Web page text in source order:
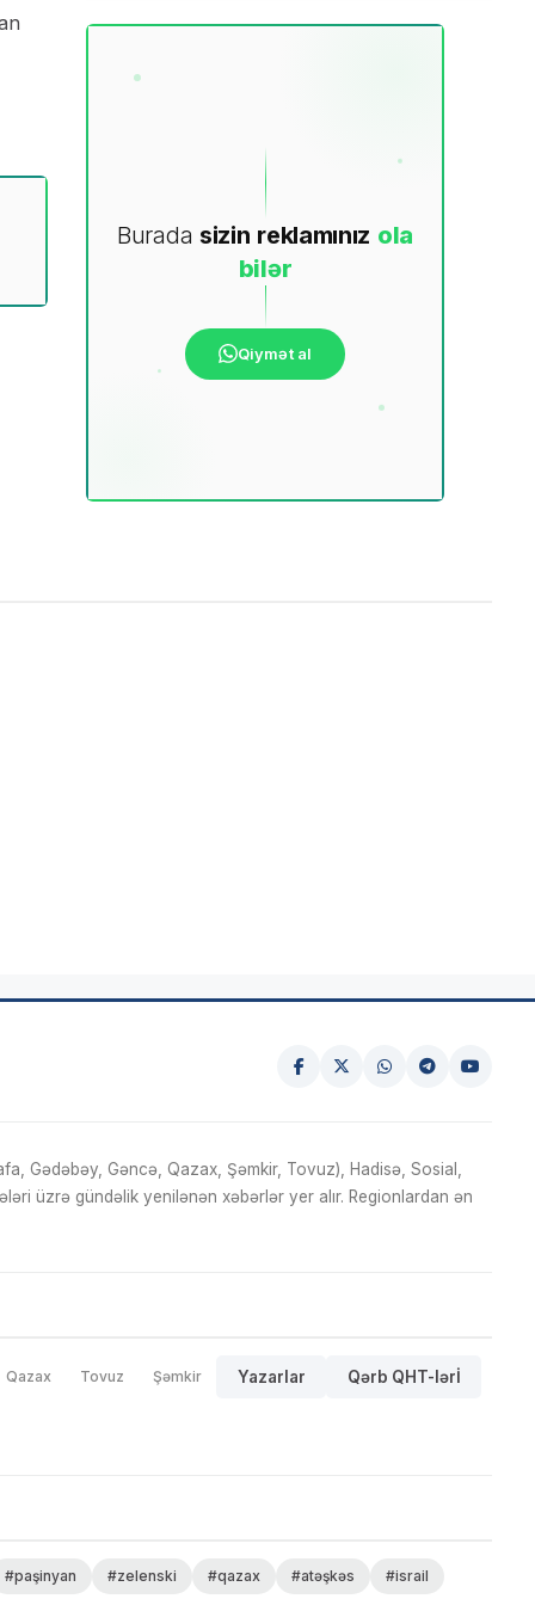
Burada sizin reklamınız ola
bilər
Qiymət al
Gədəbəy, Gəncə, Qazax, Şəmkir, Tovuz), Hadisə, Sosial,
üzrə gündəlik yenilənən xəbərlər yer alır. Regionlardan ən
Qazax Tovuz Şəmkir Yazarlar Qərb QHT-lərİ
#paşinyan #zelenski #qazax #atəşkəs
#israil